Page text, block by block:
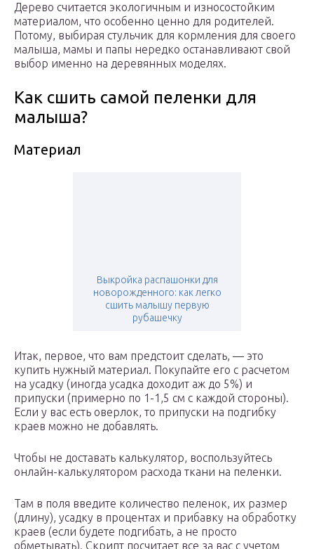
Дерево считается экологичным и износостойким
материалом, что особенно ценно для родителей.
Потому, выбирая стульчик для кормления для своего
малыша, мамы и папы нередко останавливают свой
выбор именно на деревянных моделях.
Как сшить самой пеленки для
малыша?
Материал
Выкройка распашонки для
новорожденного: как легко
сшить малышу первую
рубашечку
Итак, первое, что вам предстоит сделать, — это
купить нужный материал. Покупайте его с расчетом
на усадку (иногда усадка доходит аж до 5%) и
припуски (примерно по 1-1,5 см с каждой стороны).
Если у вас есть оверлок, то припуски на подгибку
краев можно не добавлять.
Чтобы не доставать калькулятор, воспользуйтесь
онлайн-калькулятором расхода ткани на пеленки.
Там в поля введите количество пеленок, их размер
(длину), усадку в процентах и прибавку на обработку
краев (если будете подгибать, а не просто
обметывать). Скрипт посчитает все за вас с учетом